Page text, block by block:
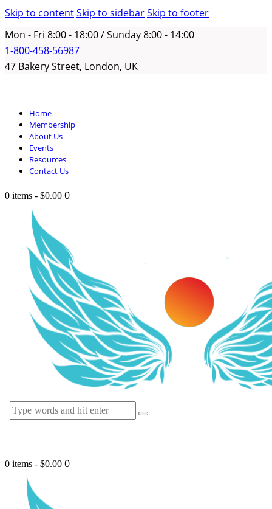
Skip to contentSkip to sidebarSkip to footer
Mon - Fri 8:00 - 18:00 / Sunday 8:00 - 14:00
1-800-458-56987
47 Bakery Street, London, UK
Home
Membership
About Us
Events
Resources
Contact Us
0 items - $0.00 0
0 items - $0.00 0